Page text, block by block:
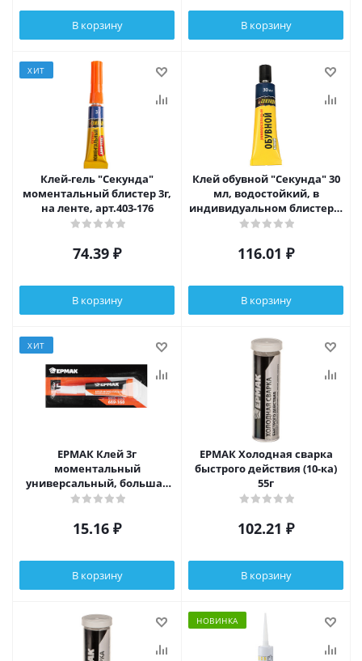
В корзину В корзину
ХИТ
Клей-гель "Секунда"
моментальный блистер 3г,
на ленте, арт.403-176
74.39 ₽
В корзину
Клей обувной "Секунда" 30
мл, водостойкий, в
индивидуальном блистере,
шоу-бокс, арт 403-227
116.01 ₽
В корзину
ХИТ
ЕРМАК Клей 3г
моментальный
универсальный, большая
карта, в блистере
15.16 ₽
В корзину
ЕРМАК Холодная сварка
быстрого действия (10-ка)
55г
102.21 ₽
В корзину
НОВИНКА